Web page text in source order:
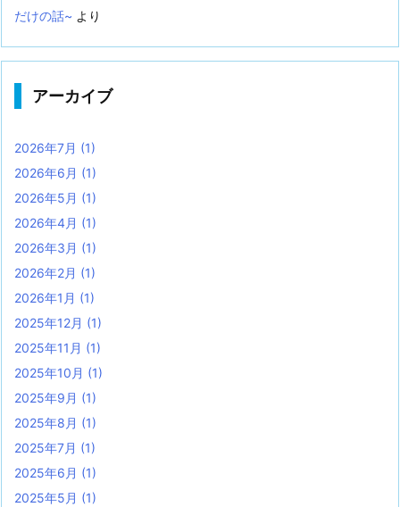
だけの話~ より
アーカイブ
2026年7月 (1)
2026年6月 (1)
2026年5月 (1)
2026年4月 (1)
2026年3月 (1)
2026年2月 (1)
2026年1月 (1)
2025年12月 (1)
2025年11月 (1)
2025年10月 (1)
2025年9月 (1)
2025年8月 (1)
2025年7月 (1)
2025年6月 (1)
2025年5月 (1)